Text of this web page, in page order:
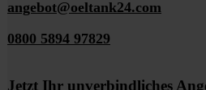
angebot@oeltank24.com
0800 5894 97829
Jetzt Ihr unverbindliches